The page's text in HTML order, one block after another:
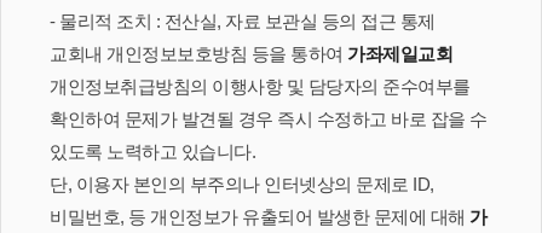
- 물리적 조치 : 전산실, 자료 보관실 등의 접근 통제
교회내 개인정보보호방침 등을 통하여 가좌제일교회
개인정보취급방침의 이행사항 및 담당자의 준수여부를
확인하여 문제가 발견될 경우 즉시 수정하고 바로 잡을 수
있도록 노력하고 있습니다.
단, 이용자 본인의 부주의나 인터넷상의 문제로 ID,
비밀번호, 등 개인정보가 유출되어 발생한 문제에 대해 가